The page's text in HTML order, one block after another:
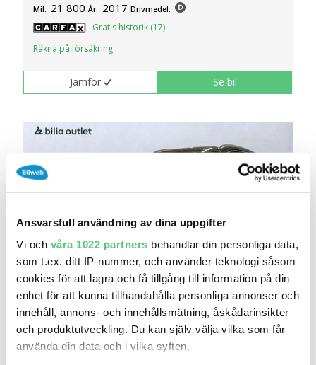
Ansvarsfull användning av dina uppgifter
Vi och våra 1022 partners behandlar din personliga data,
som t.ex. ditt IP-nummer, och använder teknologi såsom
cookies för att lagra och få tillgång till information på din
enhet för att kunna tillhandahålla personliga annonser och
innehåll, annons- och innehållsmätning, åskådarinsikter
och produktutveckling. Du kan själv välja vilka som får
använda din data och i vilka syften.
Mil: 21 800 År: 2017 Drivmedel:
Gratis historik (17)
Räkna på försäkring
Jämför Se bil
27 jul 13:45
Ford Mondeo 1.6 TDCi Titanium Värmare
Keyless..
Pris 109 900 kr Beräkna månadskostnad